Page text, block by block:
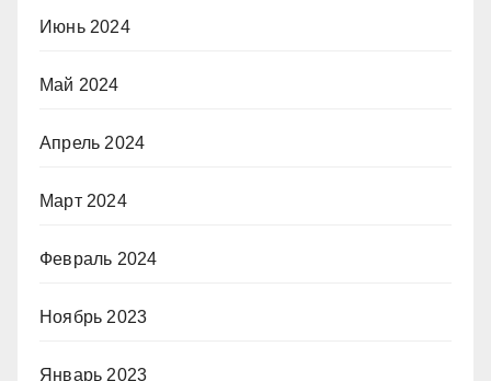
Июнь 2024
Май 2024
Апрель 2024
Март 2024
Февраль 2024
Ноябрь 2023
Январь 2023